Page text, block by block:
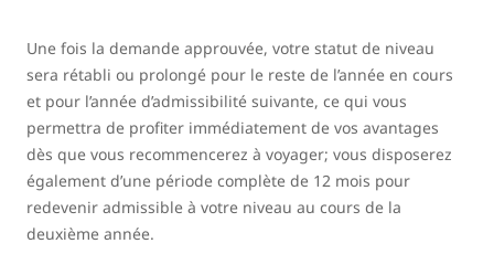
Une fois la demande approuvée, votre statut de niveau
sera rétabli ou prolongé pour le reste de l’année en cours
et pour l’année d’admissibilité suivante, ce qui vous
permettra de profiter immédiatement de vos avantages
dès que vous recommencerez à voyager; vous disposerez
également d’une période complète de 12 mois pour
redevenir admissible à votre niveau au cours de la
deuxième année.